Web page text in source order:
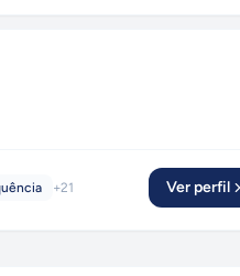
+21 Ver perfil